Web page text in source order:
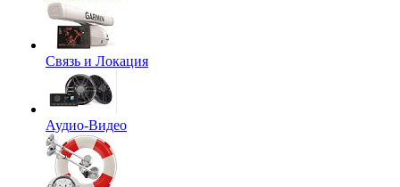
Связь и Локация
Аудио-Видео